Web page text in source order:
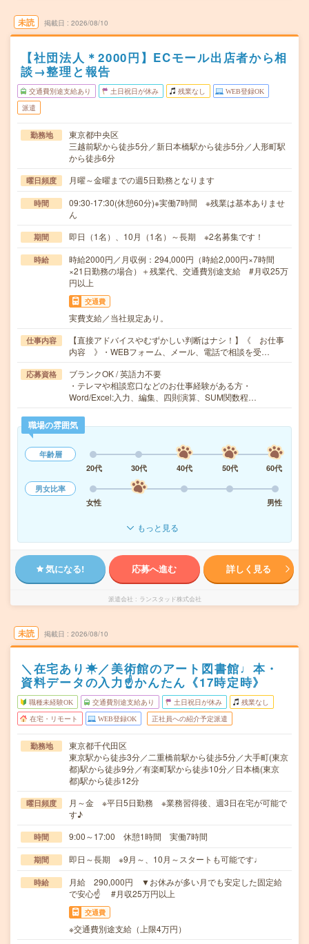
未読 掲載日 2026/08/10
【社団法人＊2000円】ECモール出店者から相
談→整理と報告
交通費別途支給あり 土日祝日が休み 残業なし WEB登録OK
派遣
勤務地
東京都中央区
三越前駅から徒歩5分／新日本橋駅から徒歩5分／人形町駅
から徒歩6分
曜日頻度 月曜～金曜までの週5日勤務となります
時間
09:30-17:30(休憩60分)※実働7時間 ※残業は基本ありませ
ん
期間 即日（1名）、10月（1名）～長期 ※2名募集です！
時給
時給2000円／月収例：294,000円（時給2,000円×7時間
×21日勤務の場合）＋残業代、交通費別途支給 #月収25万
円以上
交通費
実費支給／当社規定あり。
仕事内容
【直接アドバイスやむずかしい判断はナシ！】《 お仕事
内容 》・WEBフォーム、メール、電話で相談を受…
応募資格
ブランクOK / 英語力不要
・テレマや相談窓口などのお仕事経験がある方・
Word/Excel:入力、編集、四則演算、SUM関数程…
職場の雰囲気
年齢層
20代
30代 40代 50代
60代
男女比率
女性
男性
もっと見る
気になる! 応募へ進む 詳しく見る
派遣会社 ランスタッド株式会社
未読 掲載日 2026/08/10
＼在宅あり☀／美術館のアート図書館♩本・
資料データの入力☝かんたん《17時定時》
職種未経験OK 交通費別途支給あり 土日祝日が休み 残業なし
在宅・リモート WEB登録OK 正社員への紹介予定派遣
勤務地
東京都千代田区
東京駅から徒歩3分／二重橋前駅から徒歩5分／大手町(東京
都)駅から徒歩9分／有楽町駅から徒歩10分／日本橋(東京
都)駅から徒歩12分
曜日頻度
月～金 ※平日5日勤務 ※業務習得後、週3日在宅が可能で
す♪
時間 9:00～17:00 休憩1時間 実働7時間
期間 即日～長期 ※9月～、10月～スタートも可能です♩
時給
月給 290,000円 ▼お休みが多い月でも安定した固定給
で安心☝ #月収25万円以上
交通費
※交通費別途支給（上限4万円）